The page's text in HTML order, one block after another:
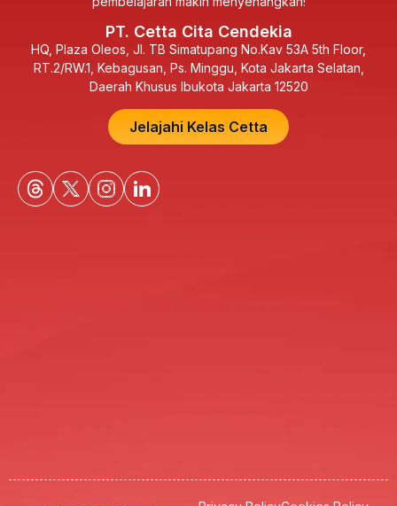
PT. Cetta Cita Cendekia
HQ, Plaza Oleos, Jl. TB Simatupang No.Kav 53A 5th Floor,
RT.2/RW.1, Kebagusan, Ps. Minggu, Kota Jakarta Selatan,
Daerah Khusus Ibukota Jakarta 12520
Jelajahi Kelas Cetta